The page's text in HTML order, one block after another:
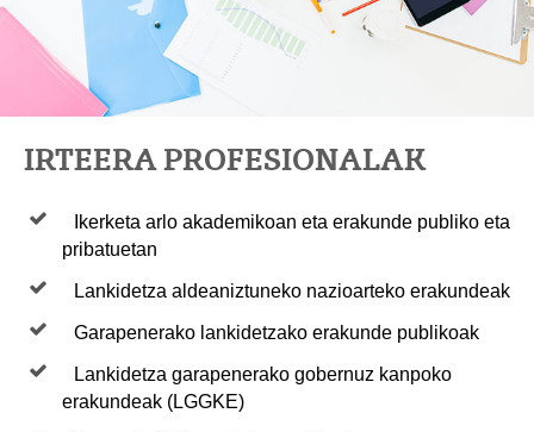
IRTEERA PROFESIONALAK
Ikerketa arlo akademikoan eta erakunde publiko eta
pribatuetan
Lankidetza aldeaniztuneko nazioarteko erakundeak
Garapenerako lankidetzako erakunde publikoak
Lankidetza garapenerako gobernuz kanpoko
erakundeak (LGGKE)